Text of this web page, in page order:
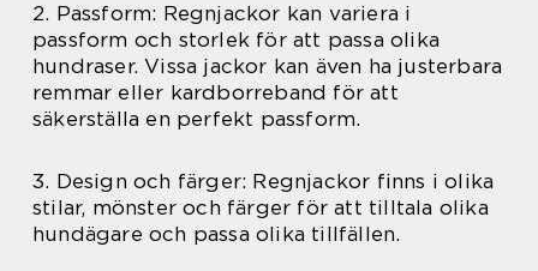
2. Passform: Regnjackor kan variera i
passform och storlek för att passa olika
hundraser. Vissa jackor kan även ha justerbara
remmar eller kardborreband för att
säkerställa en perfekt passform.
3. Design och färger: Regnjackor finns i olika
stilar, mönster och färger för att tilltala olika
hundägare och passa olika tillfällen.